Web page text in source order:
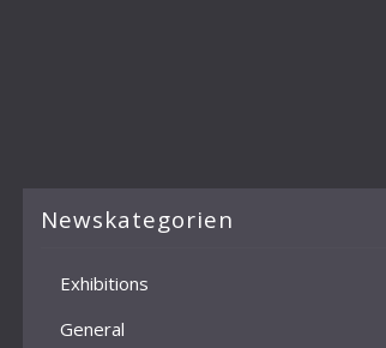
Newskategorien
Exhibitions
General